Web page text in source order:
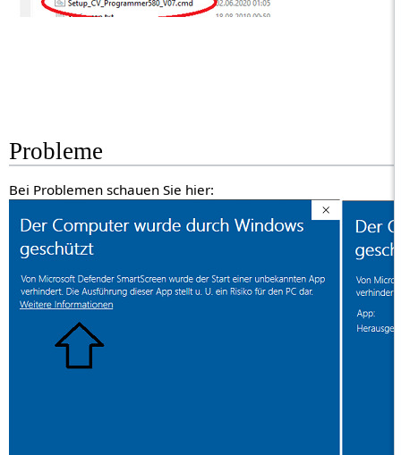
Probleme
Bei Problemen schauen Sie hier: